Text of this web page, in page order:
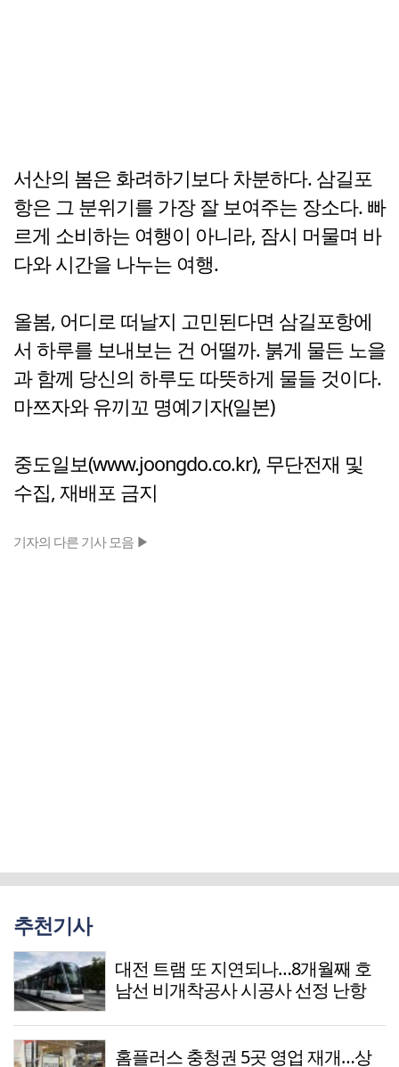
서산의 봄은 화려하기보다 차분하다. 삼길포
항은 그 분위기를 가장 잘 보여주는 장소다. 빠
르게 소비하는 여행이 아니라, 잠시 머물며 바
다와 시간을 나누는 여행.
올봄, 어디로 떠날지 고민된다면 삼길포항에
서 하루를 보내보는 건 어떨까. 붉게 물든 노을
과 함께 당신의 하루도 따뜻하게 물들 것이다.
마쯔자와 유끼꼬 명예기자(일본)
중도일보(www.joongdo.co.kr), 무단전재 및
수집, 재배포 금지
기자의 다른 기사 모음 ▶
추천기사
대전 트램 또 지연되나…8개월째 호
남선 비개착공사 시공사 선정 난항
홈플러스 충청권 5곳 영업 재개…상